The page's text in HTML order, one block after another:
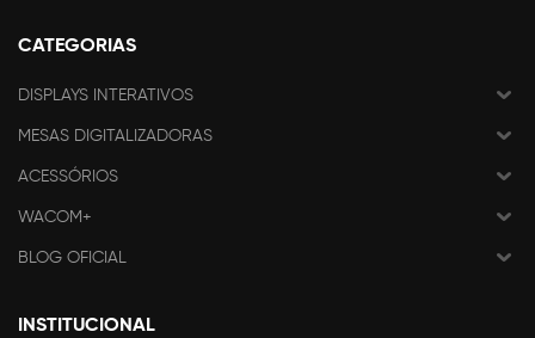
CATEGORIAS
DISPLAYS INTERATIVOS
MESAS DIGITALIZADORAS
ACESSÓRIOS
WACOM+
BLOG OFICIAL
INSTITUCIONAL